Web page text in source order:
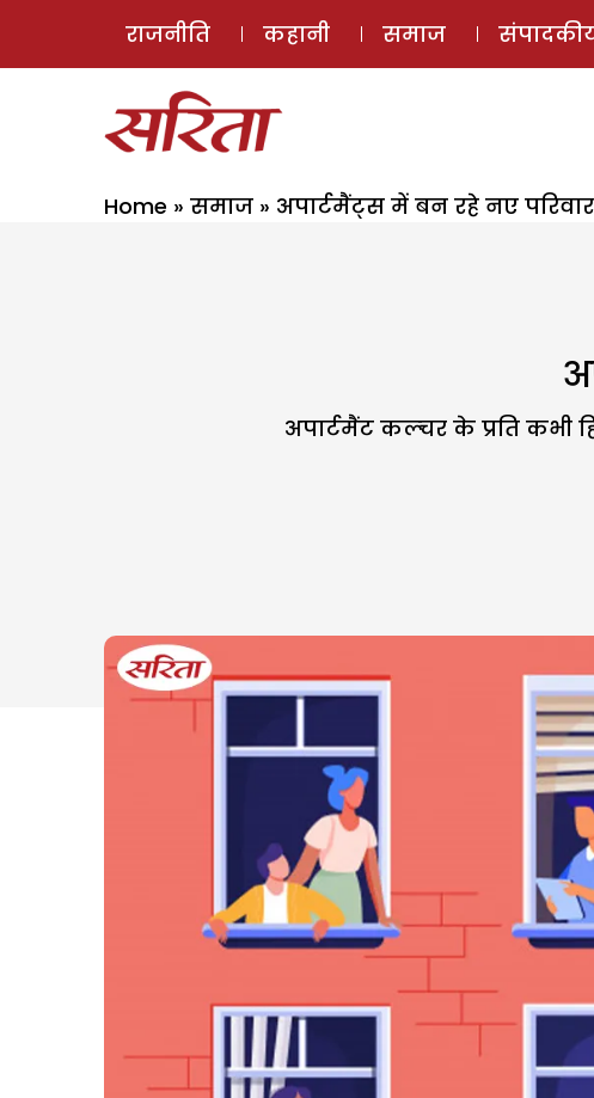
राजनीति कहानी समाज
Home » समाज » अपार्टमैंट्स में बन रहे नए परिवार
अपार्टमैंट कल्चर के प्रति